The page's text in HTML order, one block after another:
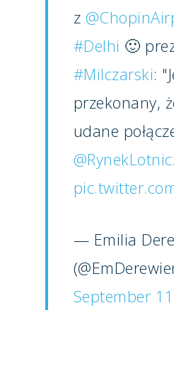
z
#Delhi 🙂
#Milczarski:
przekonany,
udane
— Emilia
September